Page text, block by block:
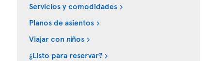
Servicios y comodidades
Planos de asientos
Viajar con niños
¿Listo para reservar?